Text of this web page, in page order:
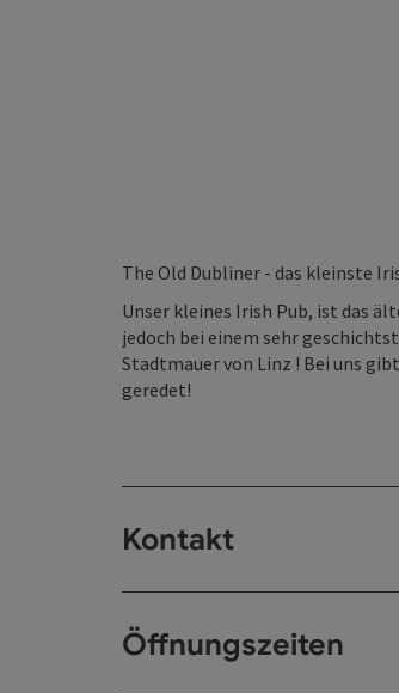
The Old Dubliner - das kleinste
Unser kleines Irish Pub, ist das
jedoch bei einem sehr
Stadtmauer von Linz ! Bei uns
geredet!
Kontakt
Öffnungszeiten